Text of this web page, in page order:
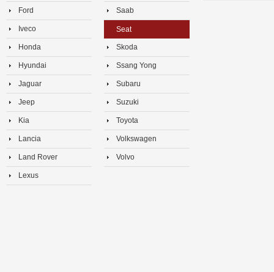
Ford
Iveco
Honda
Hyundai
Jaguar
Jeep
Kia
Lancia
Land Rover
Lexus
Saab
Seat
Skoda
Ssang Yong
Subaru
Suzuki
Toyota
Volkswagen
Volvo